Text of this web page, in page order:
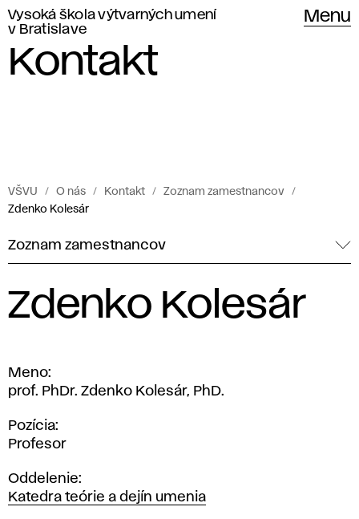
Vysoká škola výtvarných umení
v Bratislave
Menu
Kontakt
VŠVU O nás Kontakt
Zoznam zamestnancov
Zdenko Kolesár
Zoznam zamestnancov
Zdenko Kolesár
Meno
prof. PhDr. Zdenko Kolesár, PhD.
Pozícia
Profesor
Oddelenie
Katedra teórie a dejín umenia